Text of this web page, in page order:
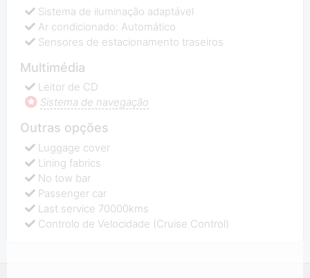
Sistema de iluminação adaptável
Ar condicionado: Automático
Sensores de estacionamento traseiros
Multimédia
Leitor de CD
Sistema de navegação
Outras opções
Luggage cover
Lining fabrics
No tow bar
Passenger car
Last service 70000kms
Controlo de Velocidade (Cruise Control)